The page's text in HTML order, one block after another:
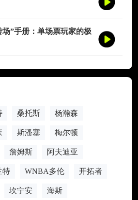
场”手册：单场票玩家的极
桑托斯 杨瀚森
斯潘塞 梅尔顿
詹姆斯 阿夫迪亚
特 WNBA多伦 开拓者
坎宁安 海斯